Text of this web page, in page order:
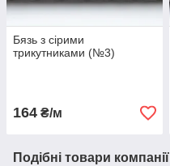
Бязь з сірими
трикутниками (№3)
164 ₴/м
Подібні товари компанії